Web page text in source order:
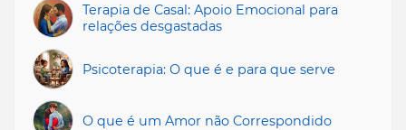
Terapia de Casal: Apoio Emocional para
relações desgastadas
Psicoterapia: O que é e para que serve
O que é um Amor não Correspondido